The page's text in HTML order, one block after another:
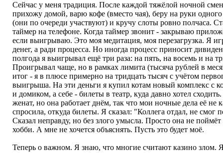
Сейчас у меня традиция. После каждой тяжёлой ночной
прихожу домой, варю кофе (вместо чая), беру на руки одного
(они по очереди участвуют) и кручу слоты ровно полчаса.
таймер на телефоне. Когда таймер звонит - закрываю
если выигрываю. Это моя медитация, моя перезагрузка. Я
денег, а ради процесса. Но иногда процесс приносит
полгода я выигрывал ещё три раза: на пять, на восемь и на
Проигрывал чаще, но в рамках лимита (тысяча рублей в
итог - я в плюсе примерно на тридцать тысяч с учётом
выигрыша. На эти деньги я купил котам новый комплекс с
и домиком, а себе - билеты в театр, куда давно хотел
женат, но она работает днём, так что мои ночные дела её не
спросила, откуда билеты. Я сказал: "Коллега отдал, не смог
Сказал неправду, но без злого умысла. Просто она не поймёт
хобби. А мне не хочется объяснять. Пусть это будет моё.
Теперь о важном. Я знаю, что многие считают казино злом.